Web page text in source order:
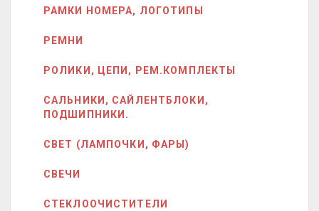
РАМКИ НОМЕРА, ЛОГОТИПЫ
РЕМНИ
РОЛИКИ, ЦЕПИ, РЕМ.КОМПЛЕКТЫ
САЛЬНИКИ, САЙЛЕНТБЛОКИ,
ПОДШИПНИКИ.
СВЕТ (ЛАМПОЧКИ, ФАРЫ)
СВЕЧИ
СТЕКЛООЧИСТИТЕЛИ